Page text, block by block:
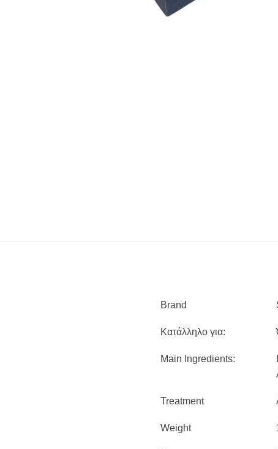
Brand
Κατάλληλο για:
Main Ingredients:
Treatment
Weight